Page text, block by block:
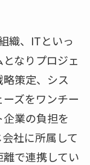
織、ITといっ
なりプロジェ
策定、シス
ズをワンチー
業の負担を
社に所属して
で連携してい